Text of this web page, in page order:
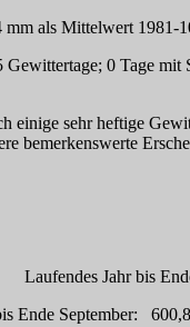
als Mittelwert
0 Tage mit
einige sehr heftige
bemerkenswerte
Laufendes Jahr bis
Ende September: